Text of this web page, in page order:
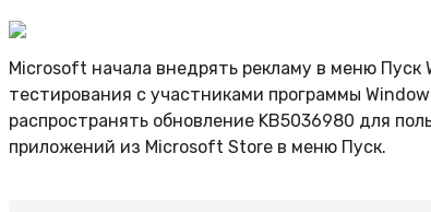
Microsoft начала внедрять рекламу в меню Пуск
тестирования с участниками программы
распространять обновление KB5036980 для
приложений из Microsoft Store в меню Пуск.